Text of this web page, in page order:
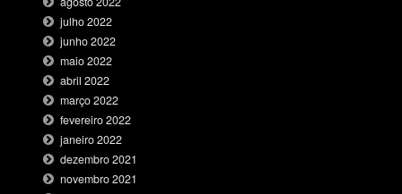
julho 2022
junho 2022
maio 2022
abril 2022
março 2022
fevereiro 2022
janeiro 2022
dezembro 2021
novembro 2021